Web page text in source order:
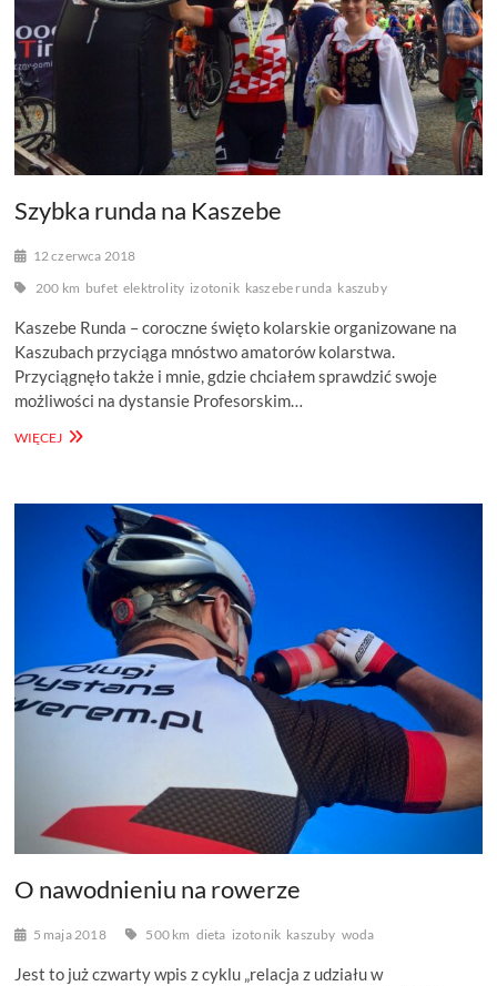
Szybka runda na Kaszebe
12 czerwca 2018
200 km bufet elektrolity izotonik kaszebe runda kaszuby
Kaszebe Runda – coroczne święto kolarskie organizowane na
Kaszubach przyciąga mnóstwo amatorów kolarstwa.
Przyciągnęło także i mnie, gdzie chciałem sprawdzić swoje
możliwości na dystansie Profesorskim…
WIĘCEJSZYBKA
O nawodnieniu na rowerze
5 maja 2018 500 km dieta izotonik kaszuby woda
Jest to już czwarty wpis z cyklu „relacja z udziału w